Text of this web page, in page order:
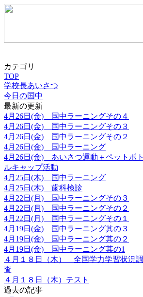
カテゴリ
TOP
学校長あいさつ
今日の国中
最新の更新
4月26日(金) 国中ラーニングその４
4月26日(金) 国中ラーニングその３
4月26日(金) 国中ラーニングその２
4月26日(金) 国中ラーニング
4月26日(金) あいさつ運動＋ペットボト
ルキャップ活動
4月25日(木) 国中ラーニング
4月25日(木) 歯科検診
4月22日(月) 国中ラーニングその３
4月22日(月) 国中ラーニングその２
4月22日(月) 国中ラーニングその１
4月19日(金) 国中ラーニング其の３
4月19日(金) 国中ラーニング其の２
4月19日(金) 国中ラーニング其の1
４月１８日（木） 全国学力学習状況調
査
４月１８日（木）テスト
過去の記事